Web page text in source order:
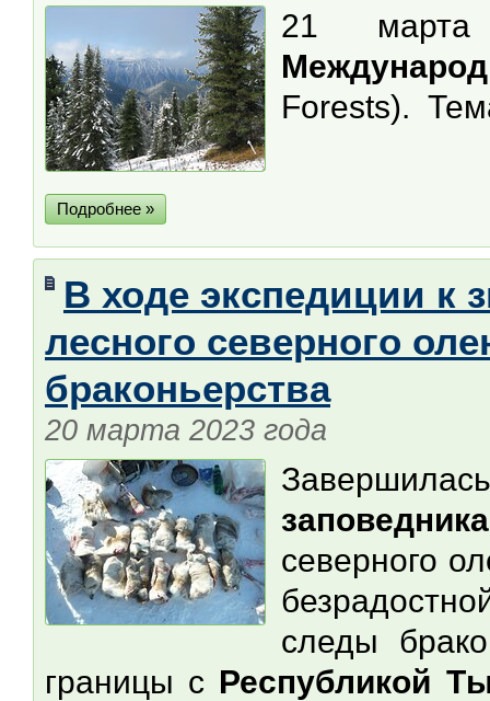
21
Forests).
Подробнее »
В ходе экспедиции к
лесного северного
браконьерства
20 марта 2023 года
заповедника
северного
следы
границы с Республикой